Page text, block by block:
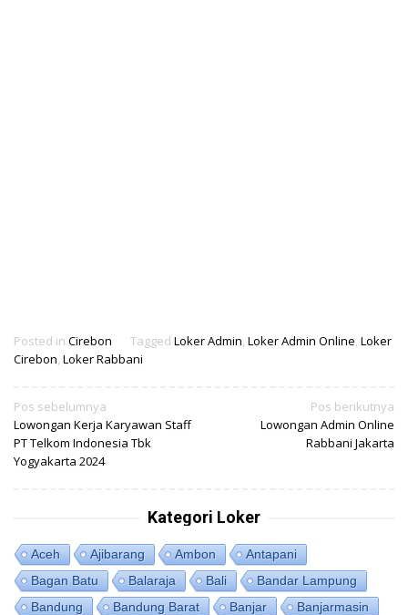
Posted in Cirebon Tagged Loker Admin, Loker Admin Online, Loker
Cirebon, Loker Rabbani
Navigasi
pos
Pos sebelumnya
Lowongan Kerja Karyawan Staff
PT Telkom Indonesia Tbk
Yogyakarta 2024
Pos berikutnya
Lowongan Admin Online
Rabbani Jakarta
Kategori Loker
Aceh Ajibarang Ambon
Antapani
Bagan Batu
Balaraja Bali
Bandar Lampung
Bandung
Bandung Barat Banjar
Banjarmasin